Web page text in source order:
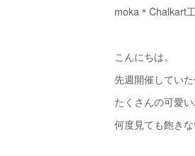
moka＊Chalkart
こんにちは。
先週開催してい
たくさんの可愛
何度見ても飽きな